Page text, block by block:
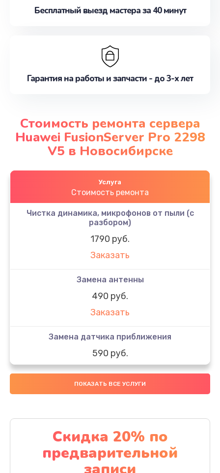
Бесплатный выезд мастера за 40 минут
Гарантия на работы и запчасти - до 3-х лет
Стоимость ремонта сервера
Huawei FusionServer Pro 2298
V5 в Новосибирске
Услуга
Стоимость ремонта
Чистка динамика, микрофонов от пыли (с
разбором)
1790 руб.
Заказать
Замена антенны
490 руб.
Заказать
Замена датчика приближения
590 руб.
Заказать
Замена стекла
Обновление ПО
890 руб.
ПОКАЗАТЬ ВСЕ УСЛУГИ
Скидка 20% по
предварительной